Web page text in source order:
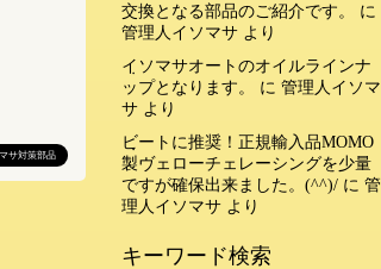
サ対策部品
交換となる部品のご紹介です。
に
管理人イソマサ より
イソマサオートのオイルラインナ
ップとなります。
に 管理人イソマ
サ より
ビートに推奨！正規輸入品MOMO
製ヴェローチェレーシングを少量
ですが確保出来ました。(^^)/ に 管
理人イソマサ より
キーワード検索